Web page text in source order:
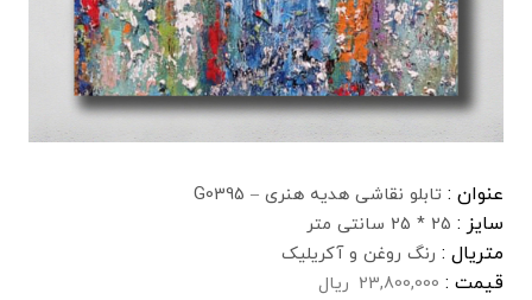
عنوان : تابلو نقاشی هدیه هنری – G0395
سایز : 25 * 25 سانتی متر
متریال : رنگ روغن و آکریلیک
قیمت : 23,800,000 ریال